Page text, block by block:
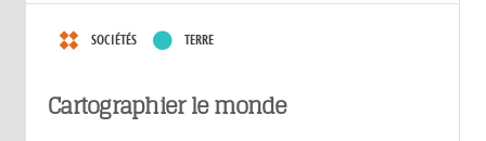
SOCIÉTÉS TERRE
Cartographier le monde